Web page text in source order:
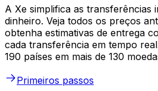
A Xe simplifica as transferências
dinheiro. Veja todos os preços
obtenha estimativas de entrega
cada transferência em tempo
190 países em mais de 130
Primeiros passos